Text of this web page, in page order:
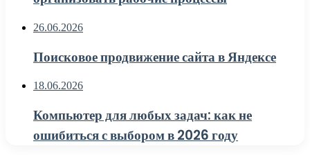
26.06.2026
Поисковое продвижение сайта в Яндексе
18.06.2026
Компьютер для любых задач: как не
ошибиться с выбором в 2026 году